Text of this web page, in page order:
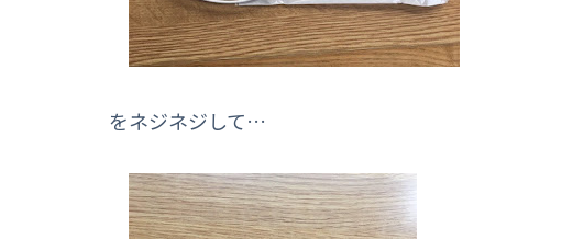
をネジネジして…